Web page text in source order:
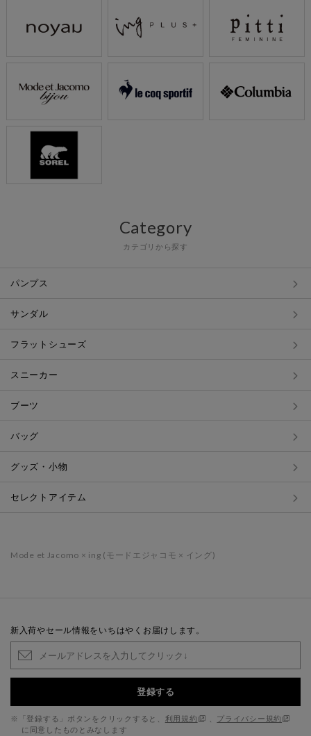
Category
カテゴリから探す
パンプス
サンダル
フラットシューズ
スニーカー
ブーツ
バッグ
グッズ・小物
セレクトアイテム
Mode et Jacomo × ing (モードエジャコモ × イング)
新入荷やセール情報をいちはやくお届けします。
登録する
※「登録する」ボタンをクリックすると、 利用規約
プライバシー規約
に同意したものとみなします